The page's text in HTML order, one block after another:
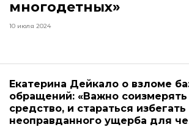
многодетных»
10 июля 2024
Екатерина Дейкало о взломе
обращений: «Важно
средство, и стараться избегать
неоправданного ущерба для